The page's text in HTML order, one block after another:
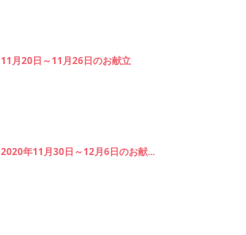
11月20日～11月26日のお献立
2020年11月30日～12月6日のお献...